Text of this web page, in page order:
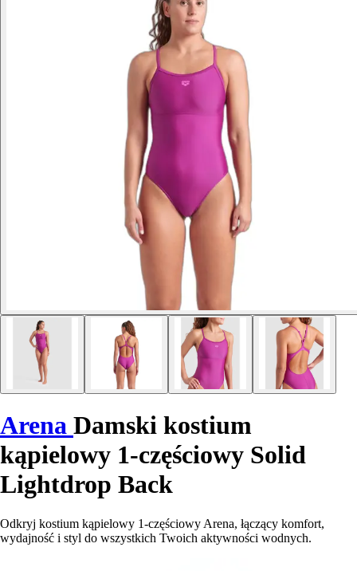
Arena Damski kostium
kąpielowy 1-częściowy Solid
Lightdrop Back
Odkryj kostium kąpielowy 1-częściowy Arena, łączący komfort,
wydajność i styl do wszystkich Twoich aktywności wodnych.